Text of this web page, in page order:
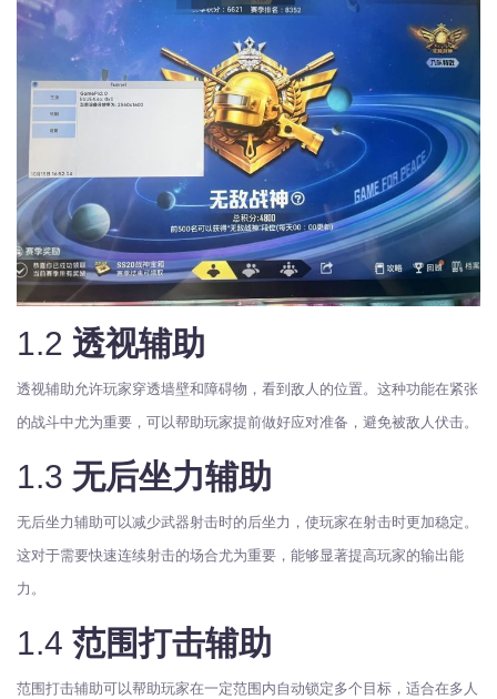
1.2 透视辅助
透视辅助允许玩家穿透墙壁和障碍物，看到敌人的位置。这种功能在紧张
的战斗中尤为重要，可以帮助玩家提前做好应对准备，避免被敌人伏击。
1.3 无后坐力辅助
无后坐力辅助可以减少武器射击时的后坐力，使玩家在射击时更加稳定。
这对于需要快速连续射击的场合尤为重要，能够显著提高玩家的输出能
力。
1.4 范围打击辅助
范围打击辅助可以帮助玩家在一定范围内自动锁定多个目标，适合在多人